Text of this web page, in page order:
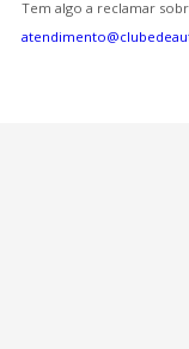
Tem algo a reclamar